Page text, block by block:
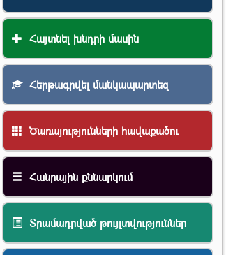
Հայտնել խնդրի մասին
Հերթագրվել մանկապարտեզ
Ծառայությունների հավաքածու
Հանրային քննարկում
Տրամադրված թույլտվություններ